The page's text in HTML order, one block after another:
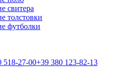
свитера
толстовки
футболки
518-27-00+39 380 123-82-13